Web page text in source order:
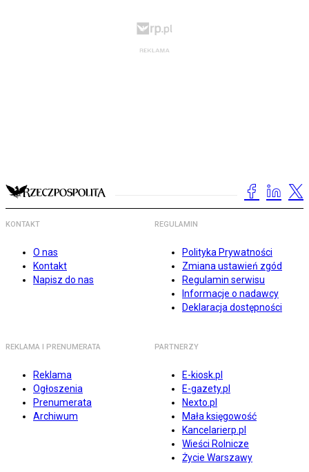
KONTAKT
O nas
Kontakt
Napisz do nas
REGULAMIN
Polityka Prywatności
Zmiana ustawień zgód
Regulamin serwisu
Informacje o nadawcy
Deklaracja dostępności
REKLAMA I PRENUMERATA
Reklama
Ogłoszenia
Prenumerata
Archiwum
PARTNERZY
E-kiosk.pl
E-gazety.pl
Nexto.pl
Mała księgowość
Kancelarierp.pl
Wieści Rolnicze
Życie Warszawy